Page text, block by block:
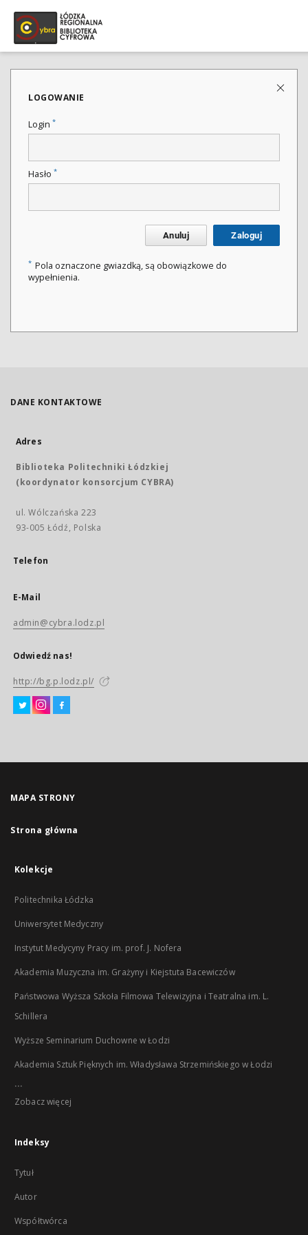
LOGOWANIE
Login *
Hasło *
Anuluj Zaloguj
* Pola oznaczone gwiazdką, są obowiązkowe do
wypełnienia.
DANE KONTAKTOWE
Adres
Biblioteka Politechniki Łódzkiej
(koordynator konsorcjum CYBRA)
ul. Wólczańska 223
93-005 Łódź, Polska
Telefon
E-Mail
admin@cybra.lodz.pl
Odwiedź nas!
http://bg.p.lodz.pl/
MAPA STRONY
Strona główna
Kolekcje
Politechnika Łódzka
Uniwersytet Medyczny
Instytut Medycyny Pracy im. prof. J. Nofera
Akademia Muzyczna im. Grażyny i Kiejstuta Bacewiczów
Państwowa Wyższa Szkoła Filmowa Telewizyjna i Teatralna im. L.
Schillera
Wyższe Seminarium Duchowne w Łodzi
Akademia Sztuk Pięknych im. Władysława Strzemińskiego w Łodzi
...
Zobacz więcej
Indeksy
Tytuł
Autor
Współtwórca